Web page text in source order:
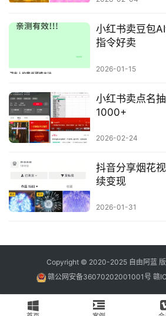
小红书卖豆包
指令好卖
2026-01-15
小红书卖点名
1000+
2026-02-24
抖音分享烟花
续变现
2026-01-31
Copyright © 2020-2025 自由阿蓝
赣公网安备36070202001001号 赣